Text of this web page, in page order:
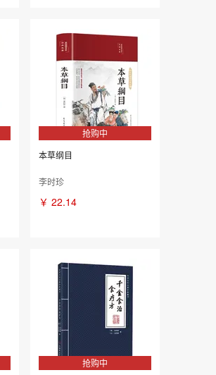
抢购中
本草纲目
李时珍
￥ 22.14
抢购中